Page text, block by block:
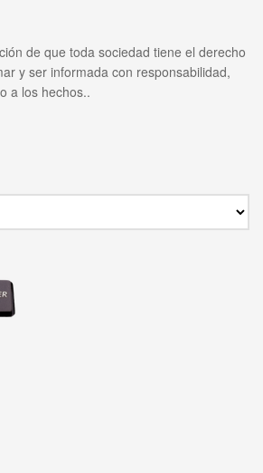
de que toda sociedad tiene el derecho
y ser informada con responsabilidad,
a los hechos..